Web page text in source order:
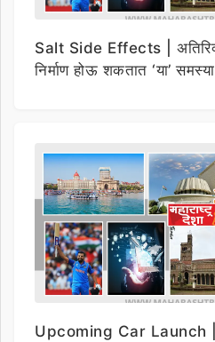
Salt Side Effects |
निर्माण होऊ शकतात ‘या’ समस्या
Upcoming Car Launch |